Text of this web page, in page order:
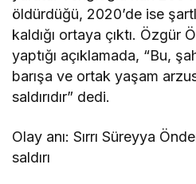
öldürdüğü, 2020’de ise
kaldığı ortaya çıktı. Özgür
yaptığı açıklamada, “Bu,
barışa ve ortak yaşam
saldırıdır” dedi.
Olay anı: Sırrı Süreyya
saldırı